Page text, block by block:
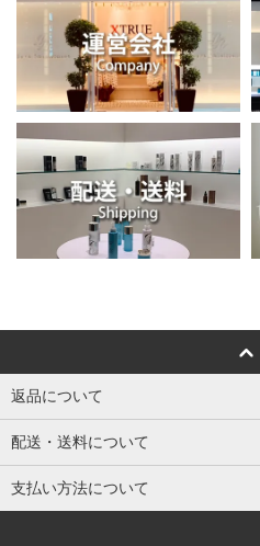
返品について
配送・送料について
支払い方法について